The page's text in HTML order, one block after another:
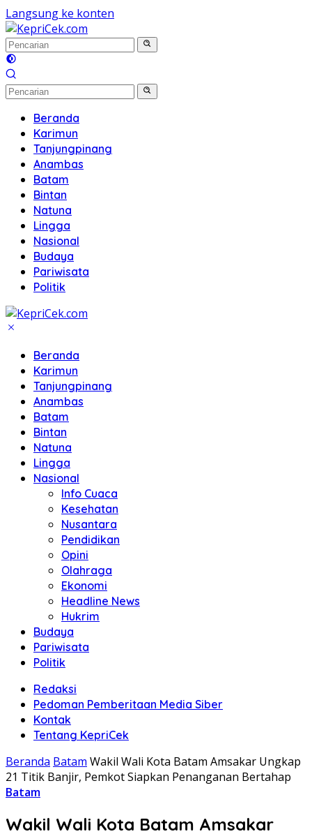
Langsung ke konten
Beranda
Karimun
Tanjungpinang
Anambas
Batam
Bintan
Natuna
Lingga
Nasional
Budaya
Pariwisata
Politik
Beranda
Karimun
Tanjungpinang
Anambas
Batam
Bintan
Natuna
Lingga
Nasional
Info Cuaca
Kesehatan
Nusantara
Pendidikan
Opini
Olahraga
Ekonomi
Headline News
Hukrim
Budaya
Pariwisata
Politik
Redaksi
Pedoman Pemberitaan Media Siber
Kontak
Tentang KepriCek
Beranda Batam Wakil Wali Kota Batam Amsakar Ungkap
21 Titik Banjir, Pemkot Siapkan Penanganan Bertahap
Batam
Wakil Wali Kota Batam Amsakar